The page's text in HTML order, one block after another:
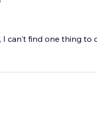
I can't find one thing to